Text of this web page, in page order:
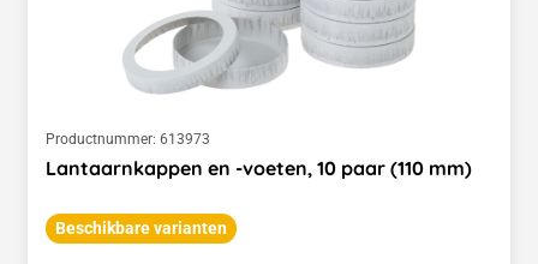
Productnummer: 613973
Lantaarnkappen en -voeten, 10 paar (110 mm)
Beschikbare varianten